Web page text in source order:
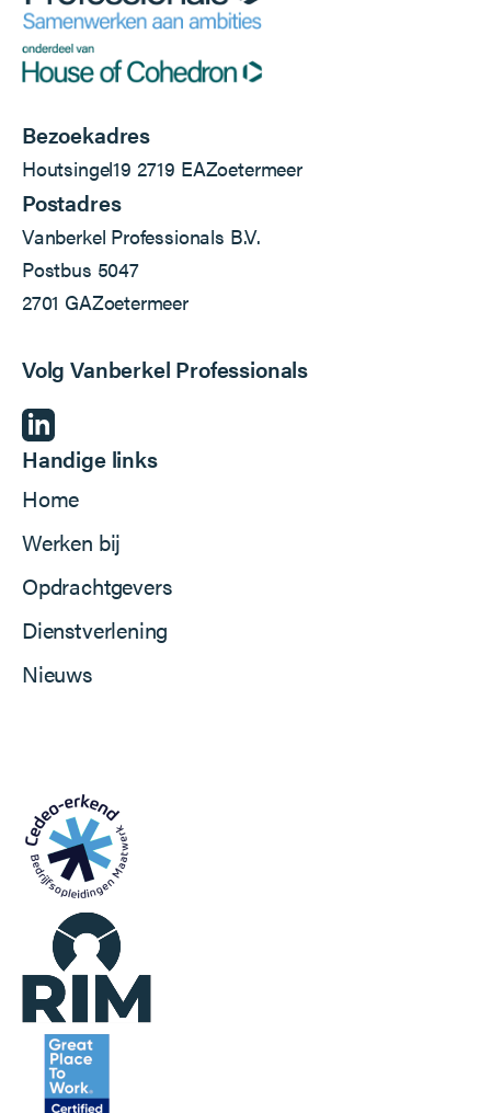
Bezoekadres
Houtsingel19 2719 EAZoetermeer
Postadres
Vanberkel Professionals B.V.
Postbus 5047
2701 GAZoetermeer
Volg Vanberkel Professionals
Handige links
Home
Werken bij
Opdrachtgevers
Dienstverlening
Nieuws